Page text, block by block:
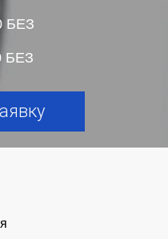
БЕЗ
БЕЗ